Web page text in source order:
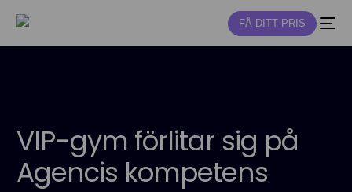
FÅ DITT PRIS
VIP-gym förlitar sig på
Agencis kompetens